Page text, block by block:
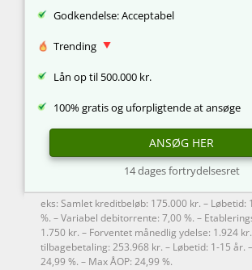
Godkendelse: Acceptabel
Trending
Lån op til 500.000 kr.
100% gratis og uforpligtende at ansøge
ANSØG HER
14 dages fortrydelsesret
eks: Samlet kreditbeløb: 175.000 kr. – Løbetid:
%. – Variabel debitorrente: 7,00 %. –
1.750 kr. – Forventet månedlig ydelse: 1.924
tilbagebetaling: 253.968 kr. – Løbetid: 1-15 år.
24,99 %. – Max ÅOP: 24,99 %.